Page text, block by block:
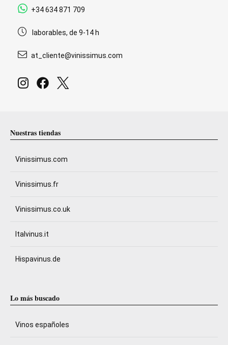
+34 634 871 709
laborables, de 9-14 h
at_cliente@vinissimus.com
Nuestras tiendas
Vinissimus.com
Vinissimus.fr
Vinissimus.co.uk
Italvinus.it
Hispavinus.de
Lo más buscado
Vinos españoles